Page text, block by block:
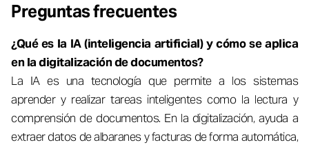
Preguntas frecuentes
¿Qué es la IA (inteligencia artificial) y cómo se aplica
en la digitalización de documentos?
La IA es una tecnología que permite a los sistemas
aprender y realizar tareas inteligentes como la lectura y
comprensión de documentos. En la digitalización, ayuda a
extraer datos de albaranes y facturas de forma automática,